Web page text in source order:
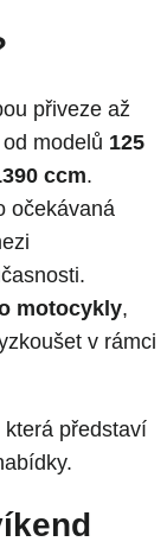
přiveze až
modelů 125
ccm.
očekávaná
motocykly,
v rámci
která představí